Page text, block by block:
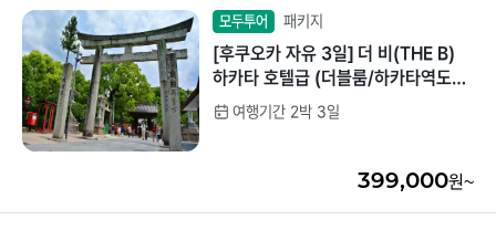
모두투어 패키지
[후쿠오카 자유 3일] 더 비(THE B)
하카타 호텔급 (더블룸/하카타역도보
5분)여행기간 2박 3일
399,000원~
필리핀
캄보디아
라오스
유럽/아프리카
미주/하와이/알래
스카
중국/홍콩/몽골/중
앙아시아